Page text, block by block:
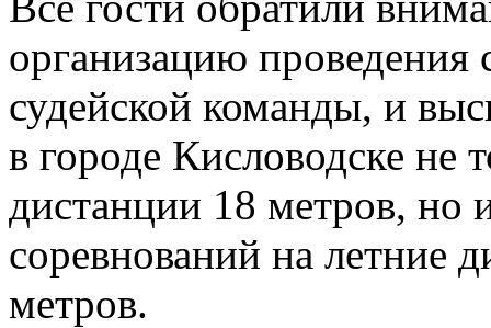
организацию проведения
судейской команды, и
в городе Кисловодске не
дистанции 18 метров, но
соревнований на летние
метров.